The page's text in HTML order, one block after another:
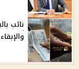
نائب